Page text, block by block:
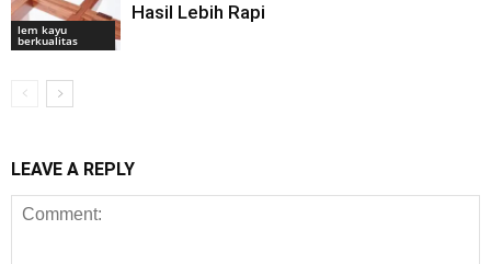
lem kayu
berkualitas
Hasil Lebih Rapi
LEAVE A REPLY